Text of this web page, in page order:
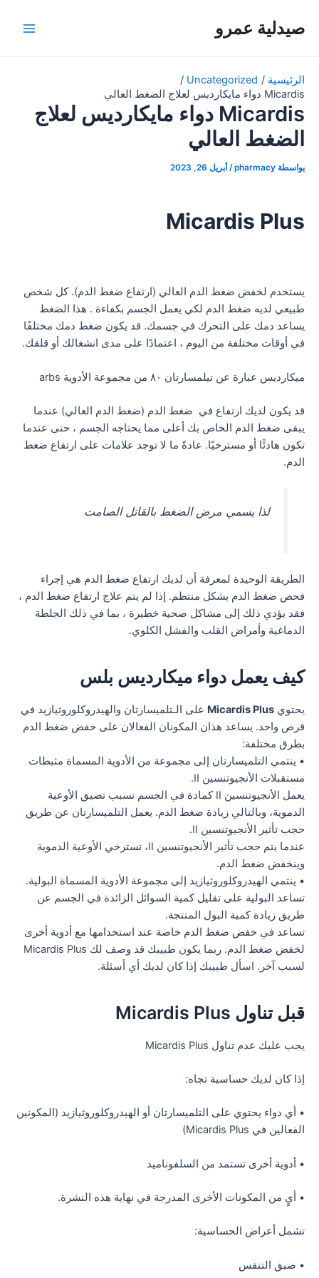
صيدلية عمرو
الرئيسية
Uncategorized
Micardis دواء مايكارديس لعلاج الضغط العالي
Micardis دواء مايكارديس لعلاج
الضغط العالي
بواسطة pharmacy
/ أبريل 26, 2023
Micardis Plus
يستخدم لخفض ضغط الدم العالي (ارتفاع ضغط الدم). كل شخص
طبيعي لديه ضغط الدم لكي يعمل الجسم بكفاءة . هذا الضغط
يساعد دمك على التحرك في جسمك. قد يكون ضغط دمك مختلفًا
في أوقات مختلفة من اليوم ، اعتمادًا على مدى انشغالك أو قلقك.
ميكارديس عبارة عن تيلمسارتان ٨٠ من مجموعة الأدوية arbs
قد يكون لديك ارتفاع في ضغط الدم (ضغط الدم العالي) عندما
يبقى ضغط الدم الخاص بك أعلى مما يحتاجه الجسم ، حتى عندما
تكون هادئًا أو مسترخيًا. عادةً ما لا توجد علامات على ارتفاع ضغط
الدم.
لذا يسمي مرض الضغط بالقاتل الصامت
الطريقة الوحيدة لمعرفة أن لديك ارتفاع ضغط الدم هي إجراء
فحص ضغط الدم بشكل منتظم. إذا لم يتم علاج ارتفاع ضغط الدم ،
فقد يؤدي ذلك إلى مشاكل صحية خطيرة ، بما في ذلك الجلطة
الدماغية وأمراض القلب والفشل الكلوي.
كيف يعمل دواء ميكارديس بلس
يحتوي Micardis Plus على الـتلميسارتان والهيدروكلوروثيازيد في
قرص واحد. يساعد هذان المكونان الفعالان على خفض ضغط الدم
بطرق مختلفة:
• ينتمي التلميسارتان إلى مجموعة من الأدوية المسماة مثبطات
مستقبلات الأنجيوتنسين II.
يعمل الأنجيوتنسين II كمادة في الجسم تسبب تضيق الأوعية
الدموية، وبالتالي زيادة ضغط الدم. يعمل التلميسارتان عن طريق
حجب تأثير الأنجيوتنسين II.
عندما يتم حجب تأثير الأنجيوتنسين II، تسترخي الأوعية الدموية
وينخفض ضغط الدم.
• ينتمي الهيدروكلوروثيازيد إلى مجموعة الأدوية المسماة البولية.
تساعد البولية على تقليل كمية السوائل الزائدة في الجسم عن
طريق زيادة كمية البول المنتجة.
تساعد في خفض ضغط الدم خاصة عند استخدامها مع أدوية أخرى
لخفض ضغط الدم. ربما يكون طبيبك قد وصف لك Micardis Plus
لسبب آخر. اسأل طبيبك إذا كان لديك أي أسئلة.
قبل تناول Micardis Plus
يجب عليك عدم تناول Micardis Plus
إذا كان لديك حساسية تجاه:
• أي دواء يحتوي على التلميسارتان أو الهيدروكلوروثيازيد (المكونين
الفعالين في Micardis Plus)
• أدوية أخرى تستمد من السلفوناميد
• أيٍ من المكونات الأخرى المدرجة في نهاية هذه النشرة.
تشمل أعراض الحساسية:
• ضيق التنفس